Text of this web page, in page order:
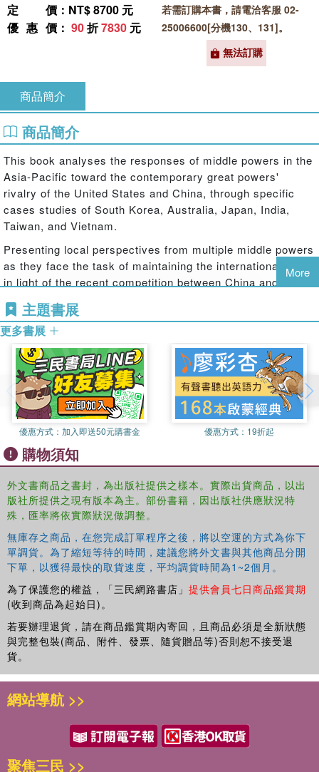
定價 ：NT$ 8700 元
優惠價 ： 90折7830 元
若需訂購本書，請電洽客服 02-
25006600[分機130、131]。
無法訂購
商品簡介
商品簡介
This book analyses the responses of middle powers in the
Asia-Pacific toward the contemporary great powers'
rivalry of the United States and China, through specific
cases studies of South Korea, Australia, Japan, India,
Taiwan, and Vietnam.
Presenting local perspectives from multiple middle powers
as they face the task of maintaining the international order
in light of the recent competition between China and the
analyses, forming a systematic framework through
initiating crucial concepts, including reluctant hedging,
economic statecraft, and strategic position-taking. The
contributions also provide an in-depth examination of the
contemporary geo-politics of the region, including the
impact of both the Trump and Biden administrations,
Beijing's “Wolf Warrior” diplomacy, cross-strait relations
with Taiwan, and the influences of Japan, Vietnam,
Australia and South Korea, revealing that regional middle
powers do indeed exert influence on the direction of
regional cooperation in the Asia-Pacific.
Providing comprehensive studies of many regional powers
in the Asia-Pacific, this will be a valuable resource for
scholars and students of International Politics, Asian
Politics, Asian Studies as well as policy makers on Asia-
Pacific relations.
More
主題書展
更多書展
優惠方式： 加入即送50元購書金 優惠方式： 19折起
購物須知
外文書商品之書封，為出版社提供之樣本。實際出貨商品，以出
版社所提供之現有版本為主。部份書籍，因出版社供應狀況特
殊，匯率將依實際狀況做調整。
無庫存之商品，在您完成訂單程序之後，將以空運的方式為你下
單調貨。為了縮短等待的時間，建議您將外文書與其他商品分開
下單，以獲得最快的取貨速度，平均調貨時間為1~2個月。
為了保護您的權益，「三民網路書店」 提供會員七日商品鑑賞期
(收到商品為起始日)。
若要辦理退貨，請在商品鑑賞期內寄回，且商品必須是全新狀態
與完整包裝(商品、附件、發票、隨貨贈品等)否則恕不接受退
貨。
網站導航 >>
聚焦三民 >>